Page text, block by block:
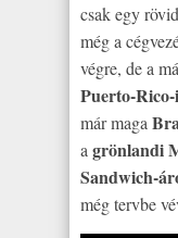
csak egy
még a
végre, de a
Puerto-Rico-
már maga
a grönlandi
Sandwich-
még tervbe